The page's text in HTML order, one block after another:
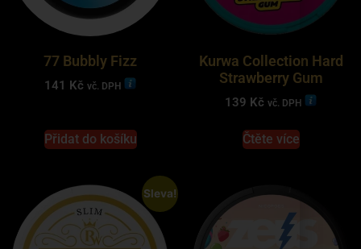
77 Bubbly Fizz
141 Kč vč. DPH
Přidat do košíku
Kurwa Collection Hard
Strawberry Gum
139 Kč vč. DPH
Čtěte více
Sleva!